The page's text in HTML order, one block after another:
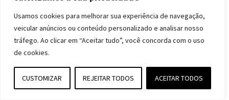
Usamos cookies para melhorar sua experiência de navegação,
veicular anúncios ou conteúdo personalizado e analisar nosso
tráfego. Ao clicar em “Aceitar tudo”, você concorda com o uso
de cookies.
CUSTOMIZAR REJEITAR TODOS ACEITAR TODOS